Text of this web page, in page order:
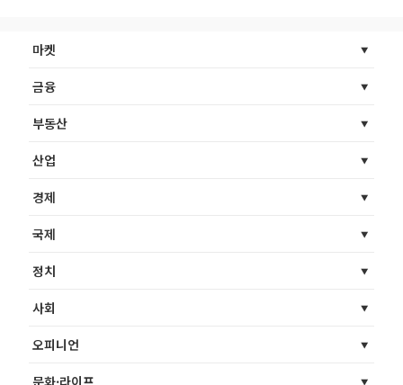
마켓
금융
부동산
산업
경제
국제
정치
사회
오피니언
문화·라이프